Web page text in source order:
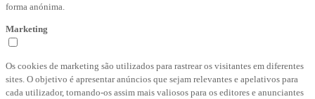
forma anónima.
Marketing
Os cookies de marketing são utilizados para rastrear os visitantes em diferentes
sites. O objetivo é apresentar anúncios que sejam relevantes e apelativos para
cada utilizador, tornando-os assim mais valiosos para os editores e anunciantes